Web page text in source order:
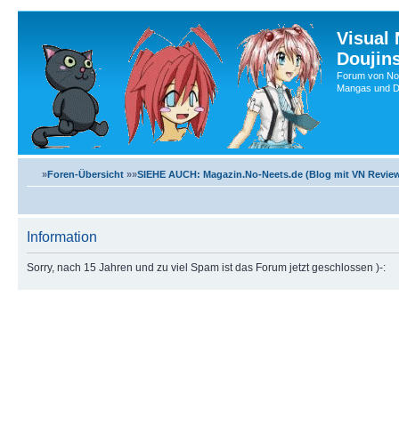
Visual
Forum von
Mangas und
»Foren-Übersicht »»SIEHE AUCH: Magazin.No-Neets.de (Blog mit VN
Information
Sorry, nach 15 Jahren und zu viel Spam ist das Forum jetzt geschlossen )-: